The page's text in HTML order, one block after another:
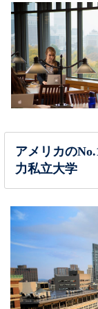
アメリカの
力私立大学